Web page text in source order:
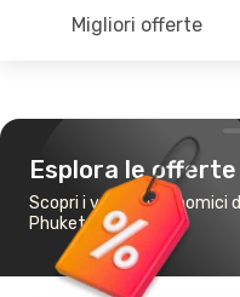
Migliori offerte
Esplora le
Scopri i voli più economici
Phuket